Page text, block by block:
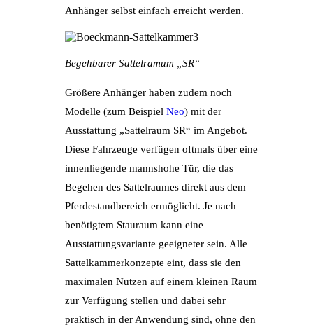
Anhänger selbst einfach erreicht werden.
Begehbarer Sattelramum „SR“
Größere Anhänger haben zudem noch
Modelle (zum Beispiel Neo) mit der
Ausstattung „Sattelraum SR“ im Angebot.
Diese Fahrzeuge verfügen oftmals über eine
innenliegende mannshohe Tür, die das
Begehen des Sattelraumes direkt aus dem
Pferdestandbereich ermöglicht. Je nach
benötigtem Stauraum kann eine
Ausstattungsvariante geeigneter sein. Alle
Sattelkammerkonzepte eint, dass sie den
maximalen Nutzen auf einem kleinen Raum
zur Verfügung stellen und dabei sehr
praktisch in der Anwendung sind, ohne den